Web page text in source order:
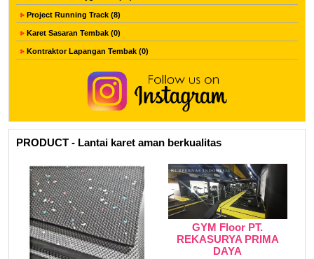
Project Running Track (8)
Karet Sasaran Tembak (0)
Kontraktor Lapangan Tembak (0)
PRODUCT - Lantai karet aman berkualitas
GYM Floor PT.
REKASURYA PRIMA
DAYA